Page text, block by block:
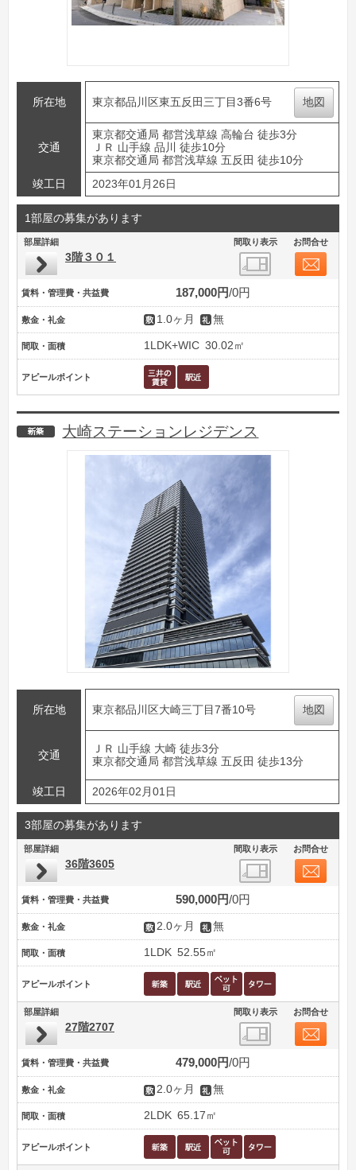
所在地 東京都品川区東五反田三丁目3番6号 地図
交通
東京都交通局 都営浅草線 高輪台 徒歩3分
ＪＲ 山手線 品川 徒歩10分
東京都交通局 都営浅草線 五反田 徒歩10分
竣工日
2023年01月26日
1部屋の募集があります
部屋詳細 間取り表示 お問合せ
3階３０１
賃料・管理費・共益費 187,000円 0円
敷金・礼金 1.0ヶ月 無
間取・面積 1LDK+WIC 30.02㎡
アピールポイント
新築
大崎ステーションレジデンス
所在地 東京都品川区大崎三丁目7番10号 地図
交通
ＪＲ 山手線 大崎 徒歩3分
東京都交通局 都営浅草線 五反田 徒歩13分
竣工日 2026年02月01日
3部屋の募集があります
部屋詳細 間取り表示 お問合せ
36階3605
賃料・管理費・共益費 590,000円 0円
敷金・礼金 2.0ヶ月 無
間取・面積 1LDK 52.55㎡
アピールポイント
部屋詳細 間取り表示 お問合せ
27階2707
賃料・管理費・共益費 479,000円 0円
敷金・礼金 2.0ヶ月 無
間取・面積 2LDK 65.17㎡
アピールポイント